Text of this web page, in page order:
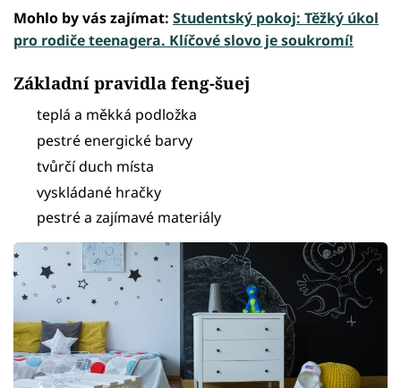
Mohlo by vás zajímat: Studentský pokoj: Těžký úkol
pro rodiče teenagera. Klíčové slovo je soukromí!
Základní pravidla feng-šuej
teplá a měkká podložka
pestré energické barvy
tvůrčí duch místa
vyskládané hračky
pestré a zajímavé materiály